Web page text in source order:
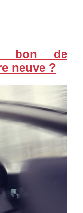
bon de
neuve ?